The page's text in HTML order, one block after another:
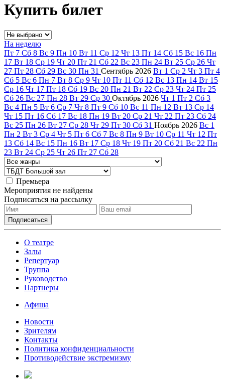
Купить билет
На неделю
Пт 7 Сб 8 Вс 9 Пн 10 Вт 11 Ср 12 Чт 13 Пт 14 Сб 15 Вс 16 Пн
17 Вт 18 Ср 19 Чт 20 Пт 21 Сб 22 Вс 23 Пн 24 Вт 25 Ср 26 Чт
27 Пт 28 Сб 29 Вс 30 Пн 31 Сентябрь 2026 Вт 1 Ср 2 Чт 3 Пт 4
Сб 5 Вс 6 Пн 7 Вт 8 Ср 9 Чт 10 Пт 11 Сб 12 Вс 13 Пн 14 Вт 15
Ср 16 Чт 17 Пт 18 Сб 19 Вс 20 Пн 21 Вт 22 Ср 23 Чт 24 Пт 25
Сб 26 Вс 27 Пн 28 Вт 29 Ср 30 Октябрь 2026 Чт 1 Пт 2 Сб 3
Вс 4 Пн 5 Вт 6 Ср 7 Чт 8 Пт 9 Сб 10 Вс 11 Пн 12 Вт 13 Ср 14
Чт 15 Пт 16 Сб 17 Вс 18 Пн 19 Вт 20 Ср 21 Чт 22 Пт 23 Сб 24
Вс 25 Пн 26 Вт 27 Ср 28 Чт 29 Пт 30 Сб 31 Ноябрь 2026 Вс 1
Пн 2 Вт 3 Ср 4 Чт 5 Пт 6 Сб 7 Вс 8 Пн 9 Вт 10 Ср 11 Чт 12 Пт
13 Сб 14 Вс 15 Пн 16 Вт 17 Ср 18 Чт 19 Пт 20 Сб 21 Вс 22 Пн
23 Вт 24 Ср 25 Чт 26 Пт 27 Сб 28
Премьера
Мероприятия не найдены
Подписаться на рассылку
О театре
Залы
Репертуар
Труппа
Руководство
Партнеры
Афиша
Новости
Зрителям
Контакты
Политика конфиденциальности
Противодействие экстремизму